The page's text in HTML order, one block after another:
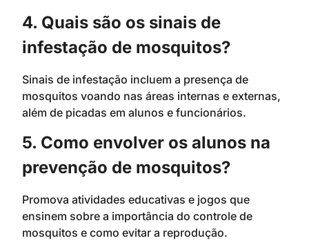
4. Quais são os sinais de
infestação de mosquitos?
Sinais de infestação incluem a presença de
mosquitos voando nas áreas internas e externas,
além de picadas em alunos e funcionários.
5. Como envolver os alunos na
prevenção de mosquitos?
Promova atividades educativas e jogos que
ensinem sobre a importância do controle de
mosquitos e como evitar a reprodução.